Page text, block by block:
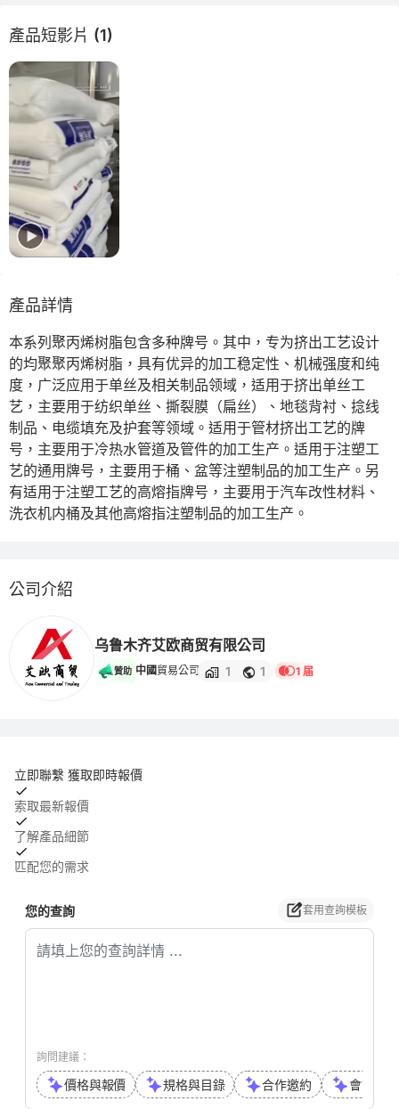
產品詳情
本系列聚丙烯树脂包含多种牌号。其中，专为挤出工艺设计
的均聚聚丙烯树脂，具有优异的加工稳定性、机械强度和纯
度，广泛应用于单丝及相关制品领域，适用于挤出单丝工
艺，主要用于纺织单丝、撕裂膜（扁丝）、地毯背衬、捻线
制品、电缆填充及护套等领域。适用于管材挤出工艺的牌
号，主要用于冷热水管道及管件的加工生产。适用于注塑工
艺的通用牌号，主要用于桶、盆等注塑制品的加工生产。另
有适用于注塑工艺的高熔指牌号，主要用于汽车改性材料、
洗衣机内桶及其他高熔指注塑制品的加工生产。
產品短影片 (1)
公司介紹
乌鲁木齐艾欧商贸有限公司
贊助 中國 貿易公司 1 1 1 届
立即聯繫 獲取即時報價
索取最新報價
了解產品細節
匹配您的需求
您的查詢 套用查詢模板
詢問建議：
價格與報價 規格與目錄 合作邀約 會議或